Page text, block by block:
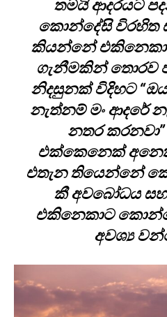
තමයි ආදරයට
කොන්දේසි විරහිත
කියන්නේ එකිනෙකා
ගැනීමකින් තොරව
නිදසුනක් විදිහට
නැත්නම් මං ආදරේ
නතර
එක්කෙනෙක්
එතැන තියෙන්නේ
කී අවබෝධය සහ
එකිනෙකාට
අවශ්‍ය